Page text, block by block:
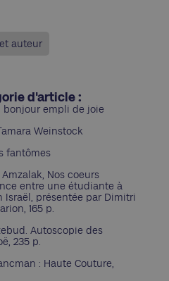
auteur
d'article :
bonjour empli de joie
Weinstock
fantômes
Nos coeurs
entre une étudiante à
Israël, présentée par Dimitri
165 p.
Autoscopie des
235 p.
: Haute Couture,